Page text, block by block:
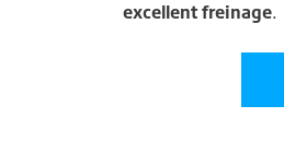
excellent freinage.